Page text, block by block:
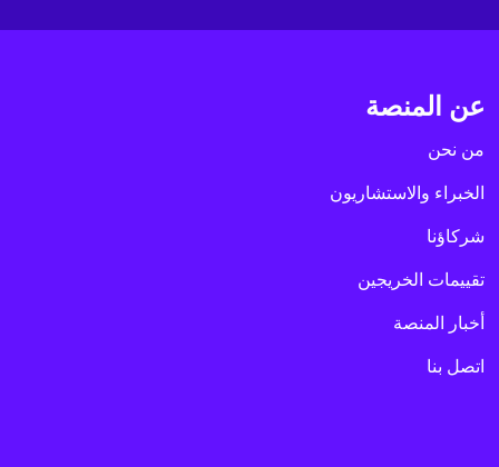
عن المنصة
من نحن
الخبراء والاستشاريون
شركاؤنا
تقييمات الخريجين
أخبار المنصة
اتصل بنا